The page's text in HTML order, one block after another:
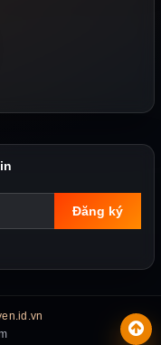
Đăng ký